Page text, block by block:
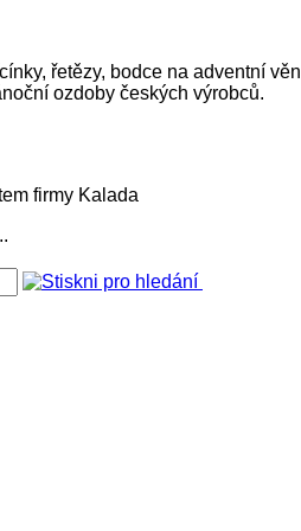
řetězy, bodce na adventní
ozdoby českých výrobců.
firmy Kalada